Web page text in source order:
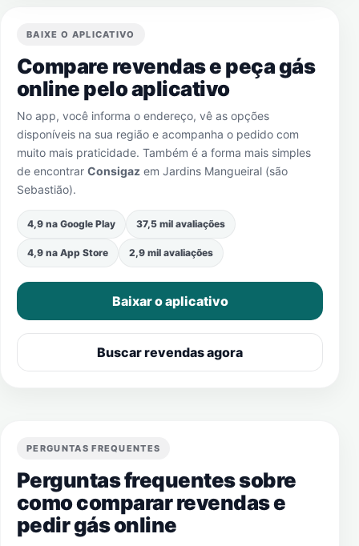
BAIXE O APLICATIVO
Compare revendas e peça gás
online pelo aplicativo
No app, você informa o endereço, vê as opções
disponíveis na sua região e acompanha o pedido com
muito mais praticidade. Também é a forma mais simples
de encontrar Consigaz em Jardins Mangueiral (são
Sebastião).
4,9 na Google Play 37,5 mil avaliações
4,9 na App Store 2,9 mil avaliações
Baixar o aplicativo
Buscar revendas agora
PERGUNTAS FREQUENTES
Perguntas frequentes sobre
como comparar revendas e
pedir gás online